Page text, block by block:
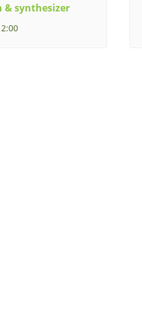
& synthesizer